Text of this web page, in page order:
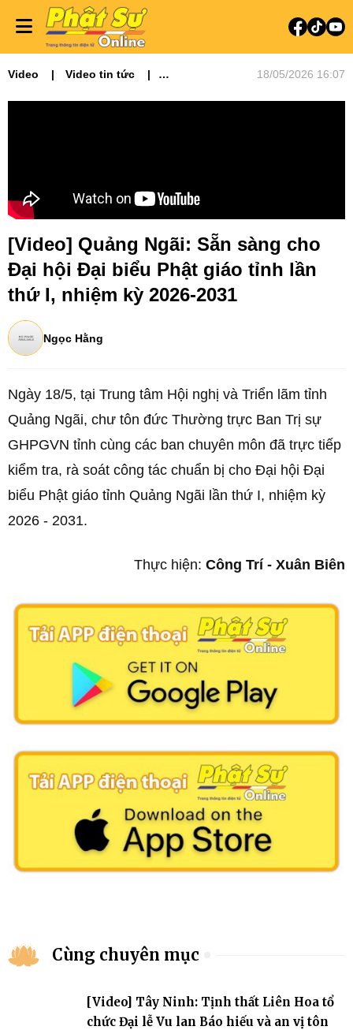
Video
Video tin tức
18/05/2026 16:07
[Video] Quảng Ngãi: Sẵn sàng cho
Đại hội Đại biểu Phật giáo tỉnh lần
thứ I, nhiệm kỳ 2026-2031
Ngọc Hằng
Ngày 18/5, tại Trung tâm Hội nghị và Triển lãm tỉnh
Quảng Ngãi, chư tôn đức Thường trực Ban Trị sự
GHPGVN tỉnh cùng các ban chuyên môn đã trực tiếp
kiểm tra, rà soát công tác chuẩn bị cho Đại hội Đại
biểu Phật giáo tỉnh Quảng Ngãi lần thứ I, nhiệm kỳ
2026 - 2031.
Thực hiện: Công Trí - Xuân Biên
Cùng chuyên mục
[Video] Tây Ninh: Tịnh thất Liên Hoa tổ
chức Đại lễ Vu lan Báo hiếu và an vị tôn